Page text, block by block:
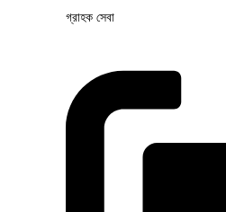
গ্রাহক সেবা